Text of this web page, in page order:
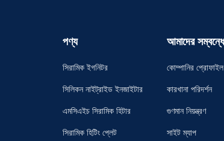
পণ্য
সিরামিক ইগনিটর
সিলিকন নাইট্রাইড ইনজাইটার
এমসিএইচ সিরামিক হিটার
সিরামিক হিটিং প্লেট
আমাদের সম্বন্ধে
কোম্পানির প্রোফাইল
কারখানা পরিদর্শন
গুণমান নিয়ন্ত্রণ
সাইট ম্যাপ